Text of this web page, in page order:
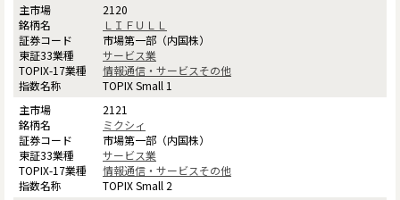
2120
ＬＩＦＵＬＬ
市場第一部（内国株）
サービス業
情報通信・サービスその他
TOPIX Small 1
2121
ミクシィ
市場第一部（内国株）
サービス業
情報通信・サービスその他
TOPIX Small 2